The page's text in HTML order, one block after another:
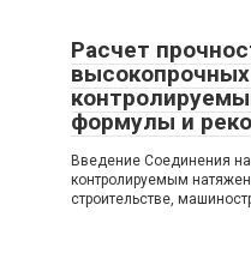
Расчет
формулы и
Введение Соединения
контролируемым
строительстве,